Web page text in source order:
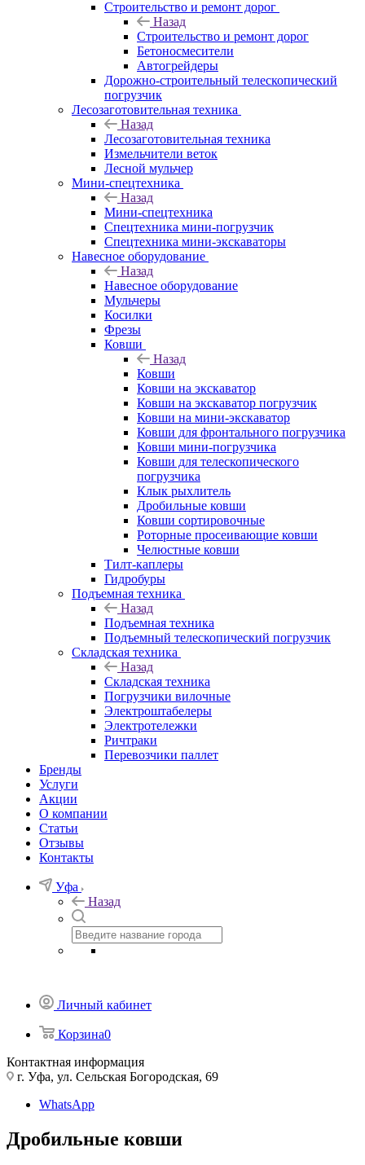
Строительство и ремонт дорог
Назад
Строительство и ремонт дорог
Бетоносмесители
Автогрейдеры
Дорожно-строительный телескопический
погрузчик
Лесозаготовительная техника
Назад
Лесозаготовительная техника
Измельчители веток
Лесной мульчер
Мини-спецтехника
Назад
Мини-спецтехника
Спецтехника мини-погрузчик
Спецтехника мини-экскаваторы
Навесное оборудование
Назад
Навесное оборудование
Мульчеры
Косилки
Фрезы
Ковши
Назад
Ковши
Ковши на экскаватор
Ковши на экскаватор погрузчик
Ковши на мини-экскаватор
Ковши для фронтального погрузчика
Ковши мини-погрузчика
Ковши для телескопического
погрузчика
Клык рыхлитель
Дробильные ковши
Ковши сортировочные
Роторные просеивающие ковши
Челюстные ковши
Тилт-каплеры
Гидробуры
Подъемная техника
Назад
Подъемная техника
Подъемный телескопический погрузчик
Складская техника
Назад
Складская техника
Погрузчики вилочные
Электроштабелеры
Электротележки
Ричтраки
Перевозчики паллет
Бренды
Услуги
Акции
О компании
Статьи
Отзывы
Контакты
Уфа
Назад
Личный кабинет
Корзина0
Контактная информация
г. Уфа, ул. Сельская Богородская, 69
WhatsApp
Дробильные ковши